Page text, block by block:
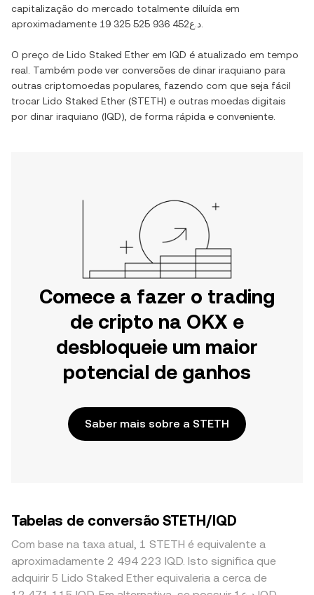
capitalização do mercado totalmente diluída em
aproximadamente
د.ع19 325 525 936 452
O preço de Lido Staked Ether em IQD é atualizado em tempo
real. Também pode ver conversões de dinar iraquiano para
outras criptomoedas populares, fazendo com que seja fácil
trocar Lido Staked Ether (STETH) e outras moedas digitais
por dinar iraquiano (IQD), de forma rápida e conveniente.
Comece a fazer o trading
de cripto na OKX e
desbloqueie um maior
potencial de ganhos
Saber mais sobre a STETH
Tabelas de conversão STETH/IQD
Com base na taxa atual, 1 STETH é equivalente a
aproximadamente 2 494 223 IQD. Isto significa que
adquirir 5 Lido Staked Ether equivaleria a cerca de